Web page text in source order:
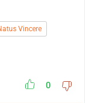
Vincere
0